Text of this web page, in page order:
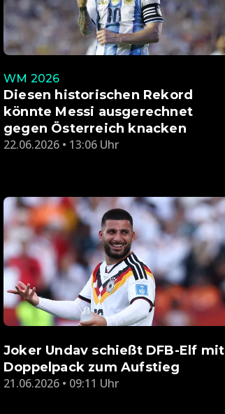
WM 2026
Diesen historischen Rekord
könnte Messi ausgerechnet
gegen Österreich knacken
22.06.2026 • 13:06 Uhr
Joker Undav schießt DFB-Elf mit
Doppelpack zum Aufstieg
21.06.2026 • 09:11 Uhr